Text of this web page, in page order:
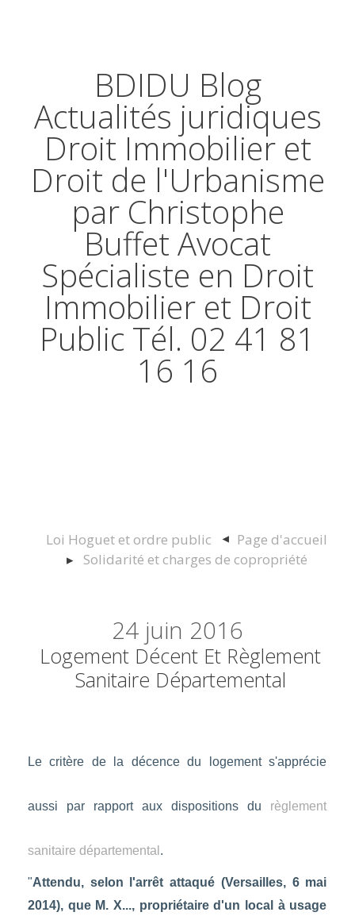
BDIDU Blog
Actualités juridiques
Droit Immobilier et
Droit de l'Urbanisme
par Christophe
Buffet Avocat
Spécialiste en Droit
Immobilier et Droit
Public Tél. 02 41 81
16 16
Loi Hoguet et ordre public
Page d'accueil
Solidarité et charges de copropriété
24 juin 2016
Logement Décent Et Règlement
Sanitaire Départemental
Le critère de la décence du logement s'apprécie
aussi par rapport aux dispositions du règlement
sanitaire départemental .
"Attendu, selon l'arrêt attaqué (Versailles, 6 mai
2014), que M. X..., propriétaire d'un local à usage